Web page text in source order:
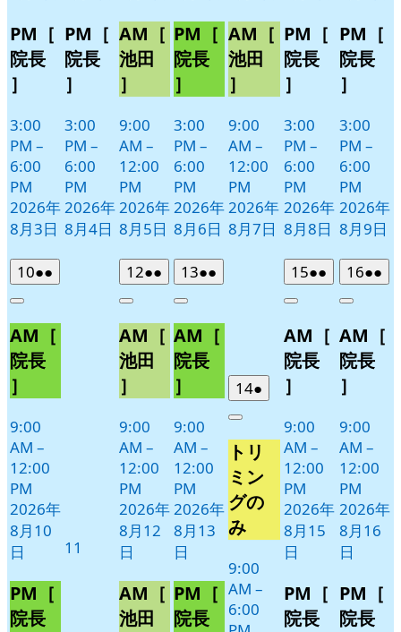
PM［
院長
］
3:00
PM –
6:00
PM
2026年
8月3日
PM［
院長
］
3:00
PM –
6:00
PM
2026年
8月4日
AM［
池田
］
9:00
AM –
12:00
PM
2026年
8月5日
PM［
院長
］
3:00
PM –
6:00
PM
2026年
8月6日
AM［
池田
］
9:00
AM –
12:00
PM
2026年
8月7日
PM［
院長
］
3:00
PM –
6:00
PM
2026年
8月8日
PM［
院長
］
3:00
PM –
6:00
PM
2026年
8月9日
102026
年
月
10
日
●●
件
イ
ト)
Close
AM［
院長
］
9:00
AM –
12:00
PM
2026年
8月10
日
PM［
院長
11
122026
年
月
12
日
●●
件
イ
ベ
ト)
Close
AM［
池田
］
9:00
AM –
12:00
PM
2026年
8月12
日
AM［
池田
132026
年
月
13
日
●●
件
イ
ン
ト)
Close
AM［
院長
］
9:00
AM –
12:00
PM
2026年
8月13
日
PM［
院長
142026
年
月
14
日
●
件
ベ
ン
ト)
Close
トリ
ミン
グの
み
9:00
AM –
6:00
152026
年
月
15
日
●●
件
イ
ベ
ト)
Close
AM［
院長
］
9:00
AM –
12:00
PM
2026年
8月15
日
PM［
院長
162026
年
月
16
日
●●
件
イ
Close
AM［
院長
］
9:00
AM –
12:00
PM
2026年
8月16
日
PM［
院長